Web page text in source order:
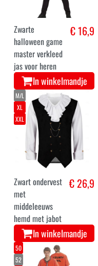
Zwarte
halloween game
master verkleed
jas voor heren
€ 16,9
In winkelmandje
M/L
XL
XXL
Zwart ondervest
met
middeleeuws
hemd met jabot
€ 26,9
In winkelmandje
50
52